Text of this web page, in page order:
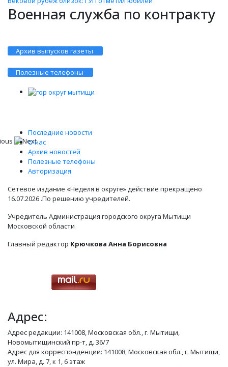
Военная служба по контракту
Архив выпусков газеты
Полезные телефоны
Последние новости
О нас
Архив новостей
Полезные телефоны
Авторизация
Сетевое издание «Неделя в округе» действие прекращено
16.07.2026 .По решению учредителей.
Учредитель Администрация городского округа Мытищи
Московской области
Главный редактор Крючкова Анна Борисовна
Адрес:
Адрес редакции: 141008, Московская обл., г. Мытищи,
Новомытищинский пр-т, д. 36/7
Адрес для корреспонденции: 141008, Московская обл., г. Мытищи,
ул. Мира, д. 7, к 1, 6 этаж